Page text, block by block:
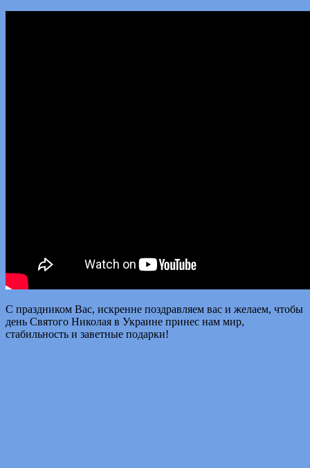
С праздником Вас, искренне поздравляем вас и желаем, чтобы
день Святого Николая в Украине принес нам мир,
стабильность и заветные подарки!